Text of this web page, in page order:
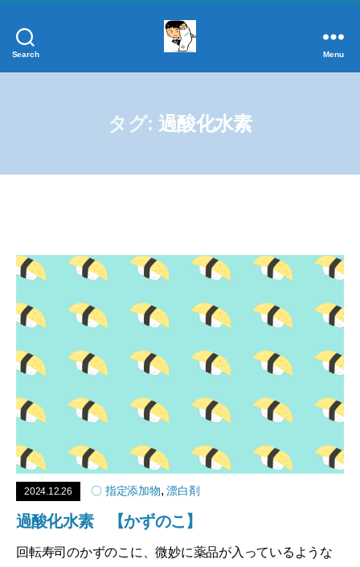
Search
事
し
う！
物
Menu
タグ: 過酸化水素
2024.12.26 〇 指定添加物,漂白剤
過酸化水素 【かずのこ】
回転寿司のかずのこに、微妙に薬品が入っているような